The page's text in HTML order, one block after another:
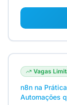
Vagas
n8n na
Automações